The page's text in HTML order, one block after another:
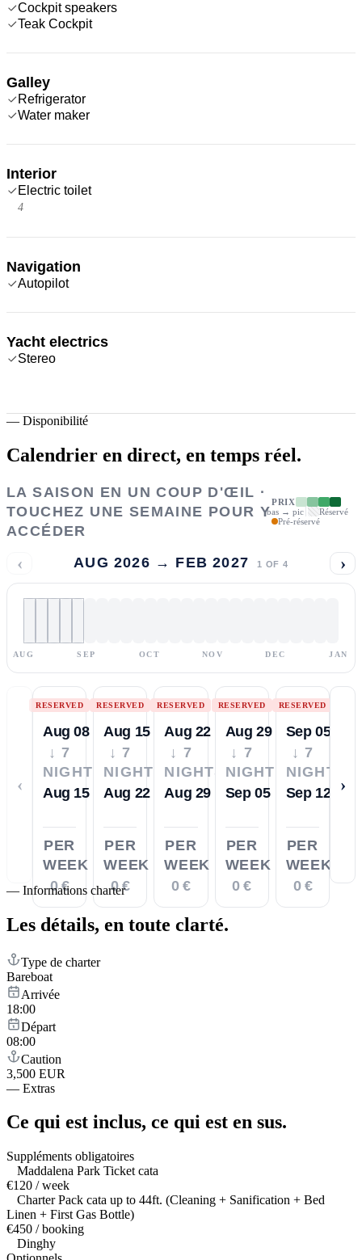
Cockpit speakers
Teak Cockpit
Galley
Refrigerator
Water maker
Interior
Electric toilet
4
Navigation
Autopilot
Yacht electrics
Stereo
— Disponibilité
Calendrier en direct, en temps réel.
LA SAISON EN UN COUP D'ŒIL ·
TOUCHEZ UNE SEMAINE POUR Y
ACCÉDER
PRIX
bas → pic
Réservé
Pré-réservé
‹ AUG 2026 → FEB 2027 1 OF 4 ›
AUG SEP OCT NOV DEC JAN
‹
RESERVED
Aug 08
↓ 7
NIGHTS
Aug 15
PER
WEEK
0 €
RESERVED
Aug 15
↓ 7
NIGHTS
Aug 22
PER
WEEK
0 €
RESERVED
Aug 22
↓ 7
NIGHTS
Aug 29
PER
WEEK
0 €
RESERVED
Aug 29
↓ 7
NIGHTS
Sep 05
PER
WEEK
0 €
RESERVED
Sep 05
↓ 7
NIGHTS
Sep 12
PER
WEEK
0 €
›
— Informations charter
Les détails, en toute clarté.
Type de charter
Bareboat
Arrivée
18:00
Départ
08:00
Caution
3,500 EUR
— Extras
Ce qui est inclus, ce qui est en sus.
Suppléments obligatoires
Maddalena Park Ticket cata
€120 / week
Charter Pack cata up to 44ft. (Cleaning + Sanification + Bed
Linen + First Gas Bottle)
€450 / booking
Dinghy